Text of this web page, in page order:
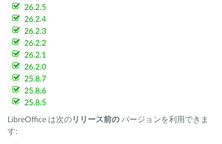
26.2.5
26.2.4
26.2.3
26.2.2
26.2.1
26.2.0
25.8.7
25.8.6
25.8.5
LibreOffice は次のリリース前の バージョンを利用できま
す: